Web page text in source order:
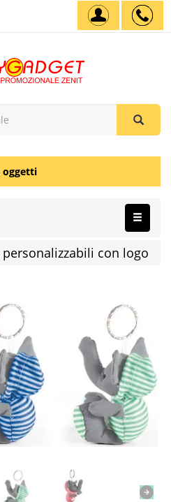
oggetti
personalizzabili con logo